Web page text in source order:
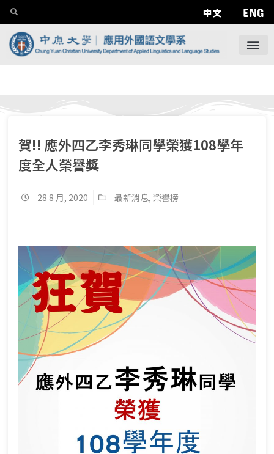
中文 ENG
賀!! 應外四乙李秀琳同學榮獲108學年
度全人榮譽獎
28 8 月, 2020 最新消息, 榮譽榜